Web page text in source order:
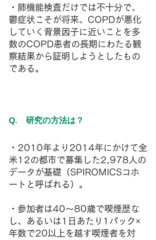
・肺機能検査だけでは不十分で、
鬱症状こそが将来、COPDが悪化
していく背景因子に近いことを多
数のCOPD患者の長期にわたる観
察結果から証明しようとしたもの
である。
Q.　研究の方法は？
・2010年より2014年にかけて全
米12の都市で募集した2,978人の
データが基礎（SPIROMICSコホ
ートと呼ばれる）。
・参加者は40～80歳で喫煙歴な
し、あるいは1日あたり1パック×
年数で20以上を越す喫煙者を対